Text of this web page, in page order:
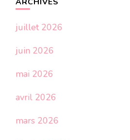
juillet 2026
juin 2026
mai 2026
avril 2026
mars 2026